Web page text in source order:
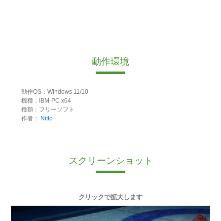
動作環境
動作OS：Windows 11/10
機種：IBM-PC x64
種類：フリーソフト
作者：
Nitto
スクリーンショット
クリックで拡大します